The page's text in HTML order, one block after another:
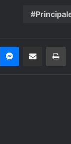
Messenger
Share via Email